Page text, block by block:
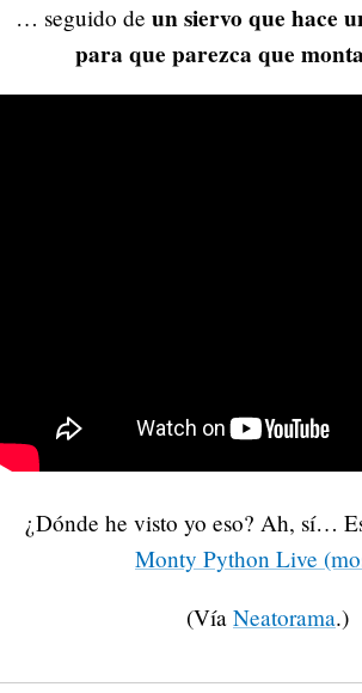
… seguido de un siervo que hace
para que parezca que
¿Dónde he visto yo eso? Ah, sí…
Monty Python Live
(Vía Neatorama.)